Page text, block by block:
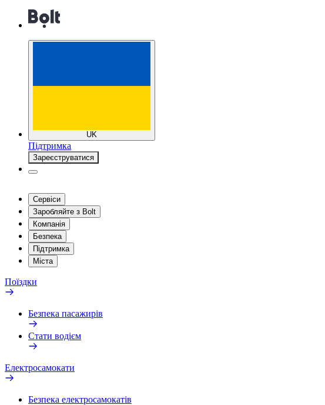
UK
Підтримка
Зареєструватися
Сервіси
Заробляйте з Bolt
Компанія
Безпека
Підтримка
Міста
Поїздки
Безпека пасажирів
Стати водієм
Електросамокати
Безпека електросамокатів